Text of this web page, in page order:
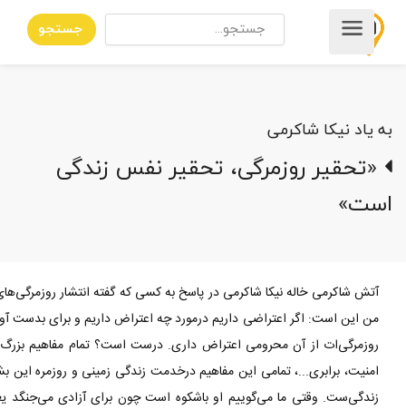
جستجو
به یاد نیکا شاکرمی
«تحقیر روزمرگی، تحقیر نفس زندگی‌
است»
آتش شاکرمی خاله نیکا شاکرمی در پاسخ به کسی که گفته انتشار
من این است: اگر اعتراضی داریم درمورد چه اعتراض داریم و برای بدست
روزمرگی‌ات از آن محرومی اعتراض داری. درست است؟ تمام مفاهیم
امنیت، برابری...، تمامی این مفاهیم درخدمت زندگی زمینی و روزمره این
زندگی‌ست. وقتی ما می‌گوییم او باشکوه است چون برای آزادی می‌جنگد